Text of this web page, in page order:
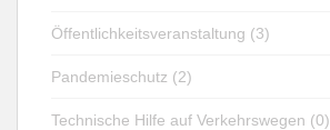
Öffentlichkeitsveranstaltung (3)
Pandemieschutz (2)
Technische Hilfe auf Verkehrswegen (0)